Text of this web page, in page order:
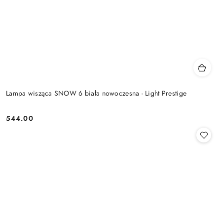
Lampa wisząca SNOW 6 biała nowoczesna - Light Prestige
Cena:
544.00